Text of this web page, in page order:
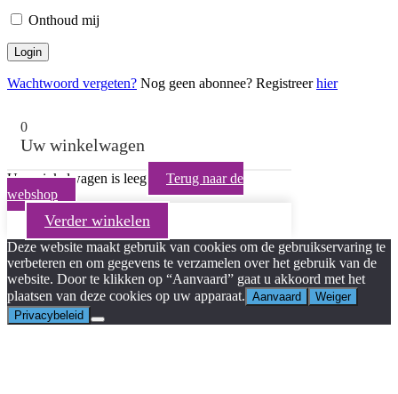
Onthoud mij
Wachtwoord vergeten? Nog geen abonnee? Registreerhier
0
Uw winkelwagen
Uw winkelwagen is leeg
Terug naar de
webshop
Verder winkelen
Deze website maakt gebruik van cookies om de gebruikservaring te
verbeteren en om gegevens te verzamelen over het gebruik van de
website. Door te klikken op “Aanvaard” gaat u akkoord met het
plaatsen van deze cookies op uw apparaat. Aanvaard
Weiger
Privacybeleid